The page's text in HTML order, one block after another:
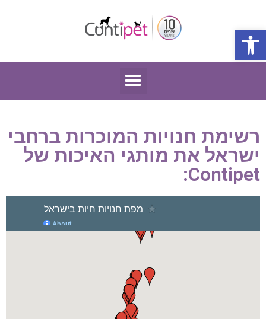
פתח סרגל נגישות
רשימת חנויות המוכרות ברחבי
ישראל את מותגי האיכות של
Contipet: